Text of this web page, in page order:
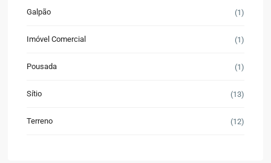
Galpão (1)
Imóvel Comercial (1)
Pousada (1)
Sítio (13)
Terreno (12)